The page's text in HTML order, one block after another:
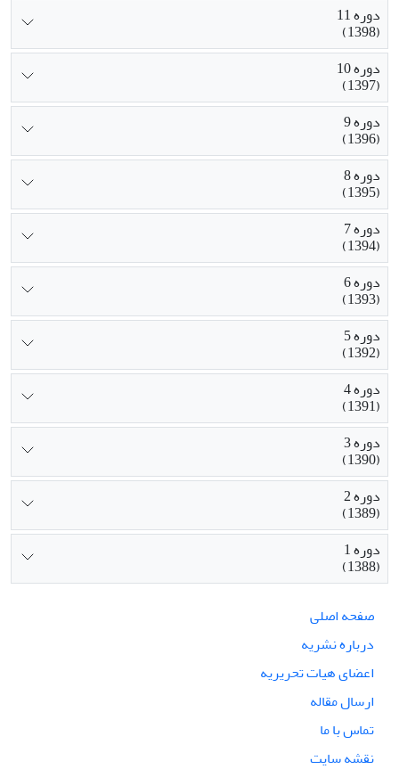
دوره 11
(1398)
دوره 10
(1397)
دوره 9
(1396)
دوره 8
(1395)
دوره 7
(1394)
دوره 6
(1393)
دوره 5
(1392)
دوره 4
(1391)
دوره 3
(1390)
دوره 2
(1389)
دوره 1
(1388)
صفحه اصلی
درباره نشریه
اعضای هیات تحریریه
ارسال مقاله
تماس با ما
نقشه سایت